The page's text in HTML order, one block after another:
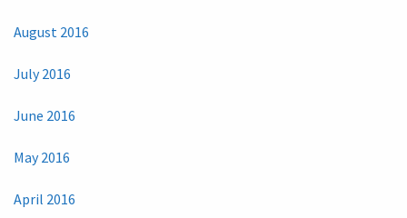
August 2016
July 2016
June 2016
May 2016
April 2016